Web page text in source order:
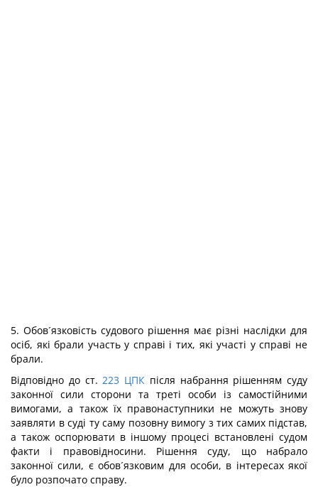
5. Обов´язковість судового рішення має різні наслідки для
осіб, які брали участь у справі і тих, які участі у справі не
брали.
Відповідно до ст. 223 ЦПК після набрання рішенням суду
законної сили сторони та треті особи із самостійними
вимогами, а також їх правонаступники не можуть знову
заявляти в суді ту саму позовну вимогу з тих самих підстав,
а також оспорювати в іншому процесі встановлені судом
факти і правовідносини. Рішення суду, що набрало
законної сили, є обов´язковим для особи, в інтересах якої
було розпочато справу.